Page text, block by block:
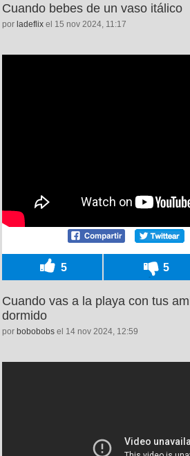
Cuando bebes de un vaso itálico
por ladeflix el 15 nov 2024, 11:17
5 5
Cuando vas a la playa con tus
dormido
por bobobobs el 14 nov 2024, 12:59